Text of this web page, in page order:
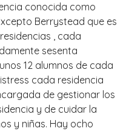
conocida como
Berrystead que es
, cada
sesenta
12 alumnos de cada
cada residencia
de gestionar los
y de cuidar la
y niñas. Hay ocho